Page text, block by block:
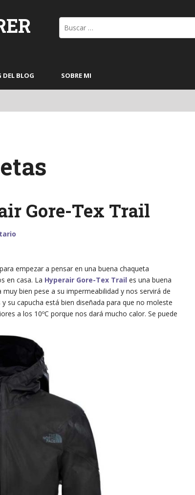
DEL BLOG SOBRE MI
Gore-Tex Trail
empezar a pensar en una buena chaqueta
en casa. La Hyperair Gore-Tex Trail es una buena
bien pese a su impermeabilidad y nos servirá de
su capucha está bien diseñada para que no moleste
a los 10ºC porque nos dará mucho calor. Se puede